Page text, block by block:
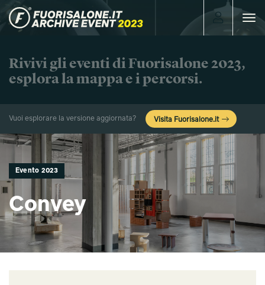
Toggle
Rivivi gli eventi di Fuorisalone 2023,
esplora la mappa e i percorsi.
Vuoi esplorare la versione aggiornata? Visita Fuorisalone.it
Evento 2023
Convey